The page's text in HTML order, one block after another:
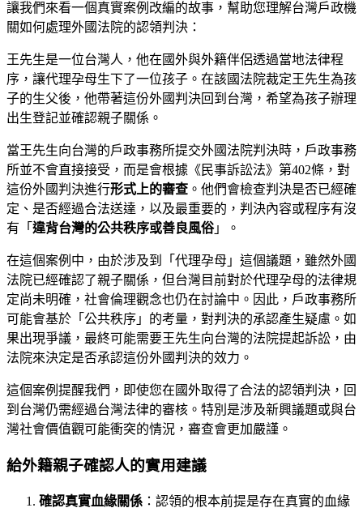
讓我們來看一個真實案例改編的故事，幫助您理解台灣戶政機
關如何處理外國法院的認領判決：
王先生是一位台灣人，他在國外與外籍伴侶透過當地法律程
序，讓代理孕母生下了一位孩子。在該國法院裁定王先生為孩
子的生父後，他帶著這份外國判決回到台灣，希望為孩子辦理
出生登記並確認親子關係。
當王先生向台灣的戶政事務所提交外國法院判決時，戶政事務
所並不會直接接受，而是會根據《民事訴訟法》第402條，對
這份外國判決進行形式上的審查 。他們會檢查判決是否已經確
定、是否經過合法送達，以及最重要的，判決內容或程序有沒
有「 違背台灣的公共秩序或善良風俗」。
在這個案例中，由於涉及到「代理孕母」這個議題，雖然外國
法院已經確認了親子關係，但台灣目前對於代理孕母的法律規
定尚未明確，社會倫理觀念也仍在討論中。因此，戶政事務所
可能會基於「公共秩序」的考量，對判決的承認產生疑慮。如
果出現爭議，最終可能需要王先生向台灣的法院提起訴訟，由
法院來決定是否承認這份外國判決的效力。
這個案例提醒我們，即使您在國外取得了合法的認領判決，回
到台灣仍需經過台灣法律的審核。特別是涉及新興議題或與台
灣社會價值觀可能衝突的情況，審查會更加嚴謹。
給外籍親子確認人的實用建議
確認真實血緣關係 ：認領的根本前提是存在真實的血緣